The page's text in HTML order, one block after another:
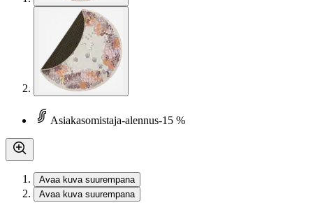
Asiakasomistaja-alennus-15 %
Avaa kuva suurempana
Avaa kuva suurempana